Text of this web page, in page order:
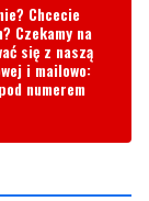
Chcecie
Czekamy na
się z naszą
i mailowo:
numerem